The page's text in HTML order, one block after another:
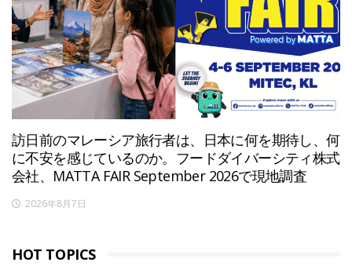
訪日前のマレーシア旅行者は、日本に何を期待し、何
に不安を感じているのか。フードダイバーシティ株式
会社、MATTA FAIR September 2026で現地調査
2026年8月7日
HOT TOPICS